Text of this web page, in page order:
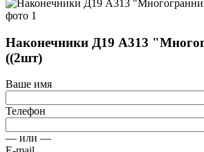
Наконечники Д19 А313
((2шт)
Ваше имя
Телефон
— или —